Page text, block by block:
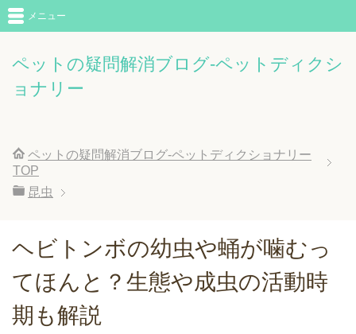
ペットの疑問解消ブログ-ペットディクシ
ョナリー
メニュー
ペットの疑問解消ブログ-ペットディクショナリー
TOP
昆虫
ヘビトンボの幼虫や蛹が噛むっ
てほんと？生態や成虫の活動時
期も解説